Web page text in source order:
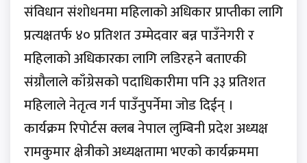
संविधान संशोधनमा महिलाको अधिकार प्राप्तीका लागि
प्रत्यक्षतर्फ ४० प्रतिशत उम्मेदवार बन्न पाउँनेगरी र
महिलाको अधिकारका लागि लडिरहने बताएकी
संग्रौलाले काँग्रेसको पदाधिकारीमा पनि ३३ प्रतिशत
महिलाले नेतृत्व गर्न पाउँनुपर्नेमा जोड दिईन् ।
कार्यक्रम रिपोर्टस क्लब नेपाल लुम्बिनी प्रदेश अध्यक्ष
रामकुमार क्षेत्रीको अध्यक्षतामा भएको कार्यक्रममा